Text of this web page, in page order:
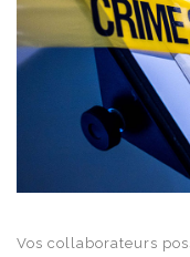
Vos collaborateurs